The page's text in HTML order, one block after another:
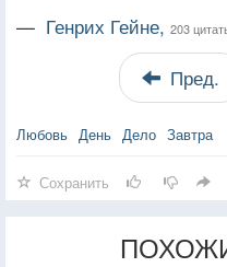
— Генрих Гейне, 203
Пред.
Любовь День Дело Завтра
Сохранить